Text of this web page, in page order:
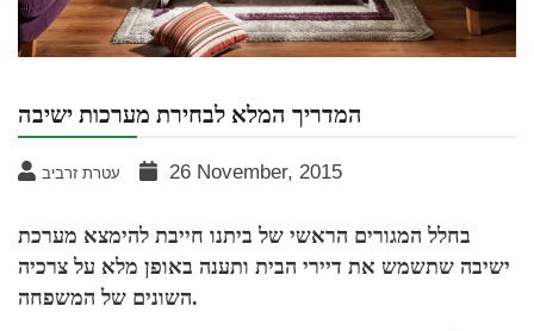
המדריך המלא לבחירת מערכות ישיבה
עטרת זרביב 26 November, 2015
בחלל המגורים הראשי של ביתנו חייבת להימצא מערכת
ישיבה שתשמש את דיירי הבית ותענה באופן מלא על צרכיה
השונים של המשפחה.